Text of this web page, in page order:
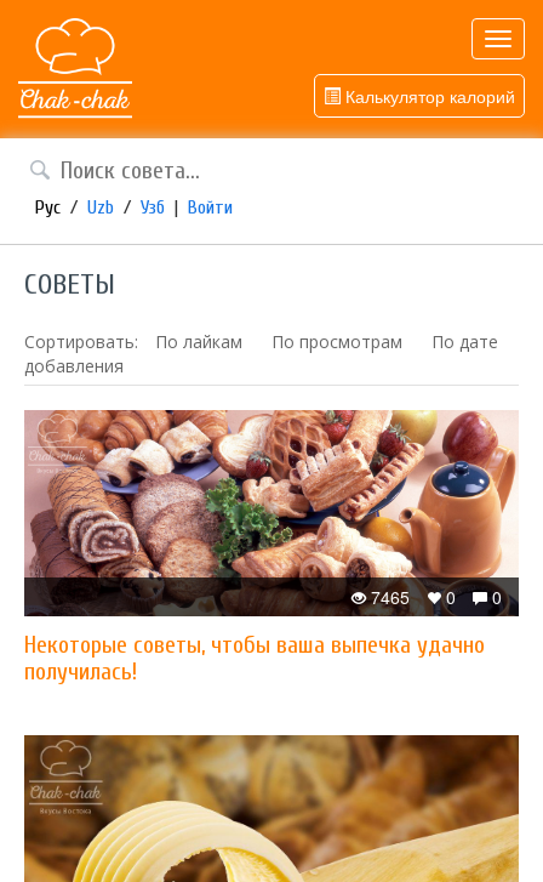
Калькулятор калорий
Рус / Uzb / Узб | Войти
СОВЕТЫ
Сортировать: По лайкам По просмотрам
По дате
добавления
0
0
7465
Некоторые советы, чтобы ваша выпечка удачно
получилась!